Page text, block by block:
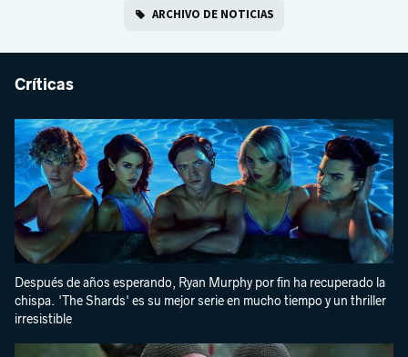
ARCHIVO DE NOTICIAS
Críticas
Después de años esperando, Ryan Murphy por fin ha recuperado la
chispa. 'The Shards' es su mejor serie en mucho tiempo y un thriller
irresistible